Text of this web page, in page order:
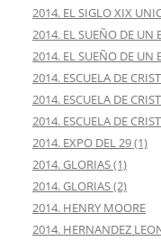
2014. EL SIGLO XIX
2014. EL SUEÑO DE UN
2014. EL SUEÑO DE UN
2014. ESCUELA DE
2014. ESCUELA DE
2014. ESCUELA DE
2014. EXPO DEL 29 (1)
2014. GLORIAS (1)
2014. GLORIAS (2)
2014. HENRY MOORE
2014. HERNANDEZ